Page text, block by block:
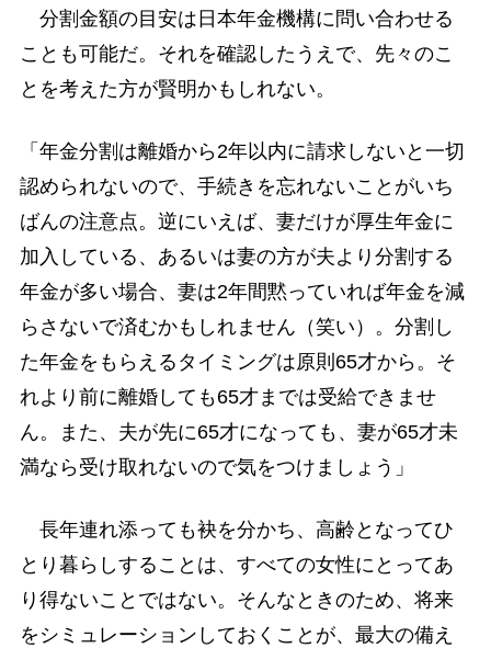
分割金額の目安は日本年金機構に問い合わせる
ことも可能だ。それを確認したうえで、先々のこ
とを考えた方が賢明かもしれない。
「年金分割は離婚から2年以内に請求しないと一切
認められないので、手続きを忘れないことがいち
ばんの注意点。逆にいえば、妻だけが厚生年金に
加入している、あるいは妻の方が夫より分割する
年金が多い場合、妻は2年間黙っていれば年金を減
らさないで済むかもしれません（笑い）。分割し
た年金をもらえるタイミングは原則65才から。そ
れより前に離婚しても65才までは受給できませ
ん。また、夫が先に65才になっても、妻が65才未
満なら受け取れないので気をつけましょう」
長年連れ添っても袂を分かち、高齢となってひ
とり暮らしすることは、すべての女性にとってあ
り得ないことではない。そんなときのため、将来
をシミュレーションしておくことが、最大の備え